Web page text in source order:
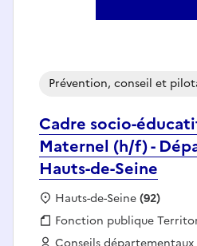
Cadre socio-
Maternel (h/f) -
Hauts-de-Seine
Prévention, conseil et
Localisation :
Hauts-de-Seine(92)
Fonction publique :
Fonction publique